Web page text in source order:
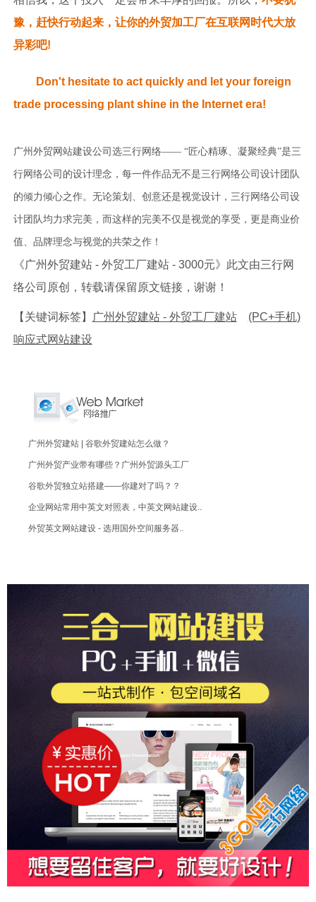
豫，赶快行动起来，让你的外贸加工厂在互联网时代大放
异彩吧!
Don't hesitate to act quickly and let your foreign
trade processing plant shine in the Internet era!
广州外贸网站建设公司选三行网络—— “匠心精琢、凝聚经典”是三
行网络公司的设计理念，每一件作品无不是三行网络公司设计团队
的倾力倾心之作。无论策划、创意还是视觉设计，三行网络公司设
计团队均力求完美，而这样的完美不仅是视觉的享受，更是商业价
值、品牌理念与视觉的共荣之作！
《广州外贸建站 - 外贸工厂建站 - 3000元》此文由三行网
络公司原创，转载请保留原文链接，谢谢！
【关键词标签】 广州外贸建站 - 外贸工厂建站
(PC+手机)
响应式网站建设
广州外贸建站 | 谷歌外贸建站怎么做？
广州外贸产业带有哪些？广州外贸源头工厂
谷歌外贸独立站搭建——你建对了吗？？
企业网站常用中英文对照表，中英文网站建设..
外贸英文网站建设 - 选用国外空间服务器..
广州外贸建站 - 价格费用
广州外贸建站 - 轻松搭建你的外贸独立..
广州外贸建站 - 国外独立站建站技巧
广州外贸建站 - 外贸自建站、谷歌SEO..
中英文 / 外贸网站制作 / 响应式设计
谷歌自建站（谷歌独立站建设方案）